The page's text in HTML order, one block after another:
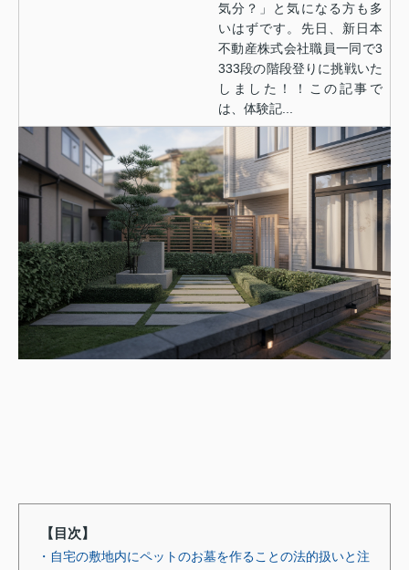
気分？」と気になる方も多
いはずです。先日、新日本
不動産株式会社職員一同で3
333段の階段登りに挑戦いた
しました！！この記事で
は、体験記...
【目次】
・自宅の敷地内にペットのお墓を作ることの法的扱いと注